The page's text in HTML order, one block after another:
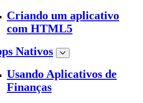
Criando um aplicativo
com HTML5
Nativos
Usando Aplicativos de
Finanças